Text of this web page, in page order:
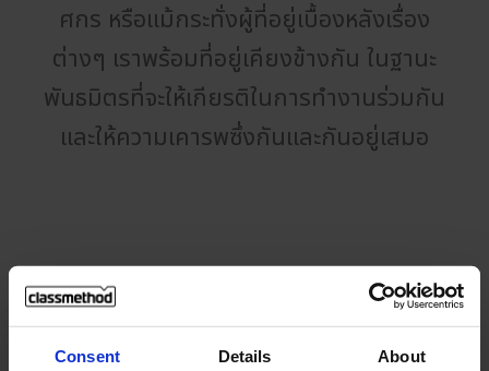
Consent Details About
ศกร หรือแม้กระทั่งผู้ที่อยู่เบื้องหลังเรื่อง
ต่างๆ เราพร้อมที่อยู่เคียงข้างกัน ในฐานะ
พันธมิตรที่จะให้เกียรติในการทำงานร่วมกัน
และให้ความเคารพซึ่งกันและกันอยู่เสมอ
ความหลากหลาย: เรายินดีต้อนรับและเปิด